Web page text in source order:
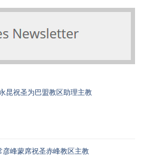
昆祝圣为巴盟教区助理主教
彦峰蒙席祝圣赤峰教区主教